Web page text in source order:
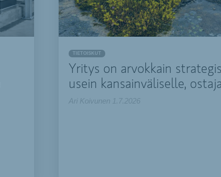
TIETOISKUT
Yritys on arvokkain
usein kansainväliselle,
Ari Koivunen 1.7.2026